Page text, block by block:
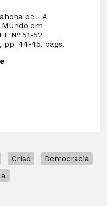
de - A
em
Nº 51-52
pp. 44-45. págs.
Crise
Democracia